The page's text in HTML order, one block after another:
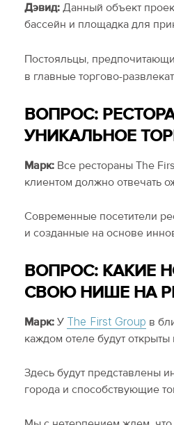
Дэвид: Данный объект
бассейн и площадка для
Постояльцы,
в главные торгово-
ВОПРОС:
УНИКАЛЬНОЕ
Марк: Все рестораны The
клиентом должно отвечать
Современные посетители
и созданные на основе
ВОПРОС: КАКИЕ
СВОЮ НИШЕ НА
Марк:У The First Group в
каждом отеле будут
Здесь будут представлены
города и способствующие